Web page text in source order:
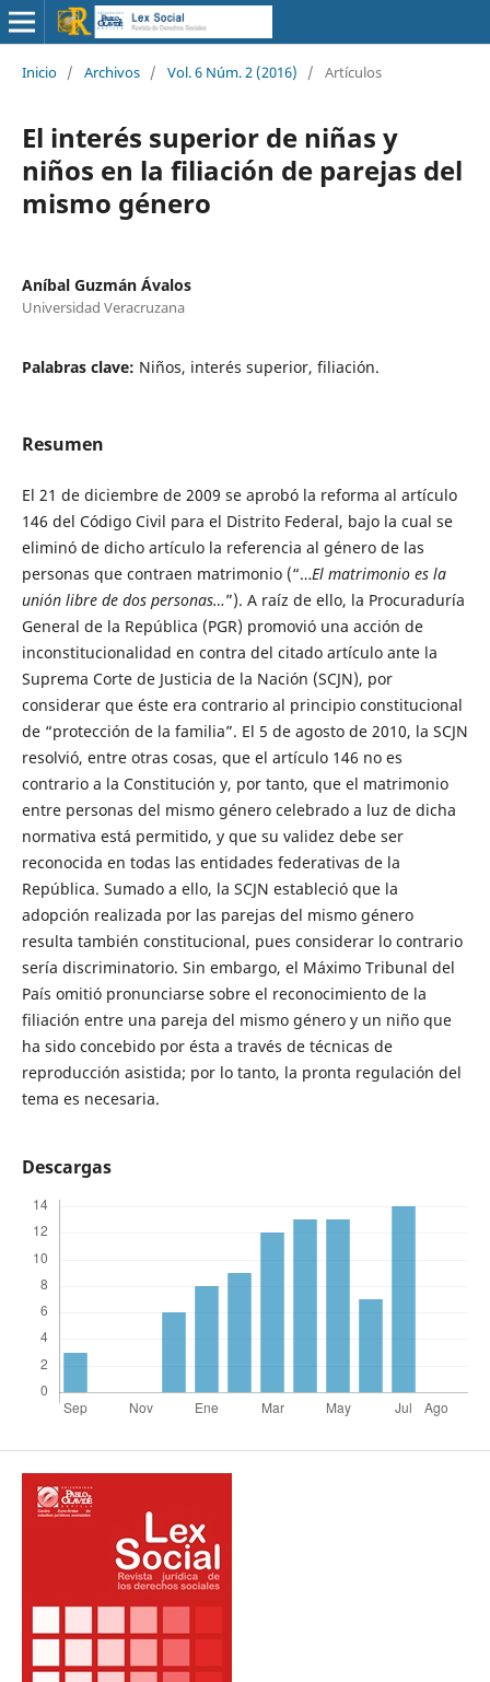
Inicio / Archivos / Vol. 6 Núm. 2 (2016) / Artículos
El interés superior de niñas y
niños en la filiación de parejas del
mismo género
Aníbal Guzmán Ávalos
Universidad Veracruzana
Palabras clave: Niños, interés superior, filiación.
Resumen
El 21 de diciembre de 2009 se aprobó la reforma al artículo
146 del Código Civil para el Distrito Federal, bajo la cual se
eliminó de dicho artículo la referencia al género de las
personas que contraen matrimonio (“…El matrimonio es la
unión libre de dos personas…”). A raíz de ello, la Procuraduría
General de la República (PGR) promovió una acción de
inconstitucionalidad en contra del citado artículo ante la
Suprema Corte de Justicia de la Nación (SCJN), por
considerar que éste era contrario al principio constitucional
de “protección de la familia”. El 5 de agosto de 2010, la SCJN
resolvió, entre otras cosas, que el artículo 146 no es
contrario a la Constitución y, por tanto, que el matrimonio
entre personas del mismo género celebrado a luz de dicha
normativa está permitido, y que su validez debe ser
reconocida en todas las entidades federativas de la
República. Sumado a ello, la SCJN estableció que la
adopción realizada por las parejas del mismo género
resulta también constitucional, pues considerar lo contrario
sería discriminatorio. Sin embargo, el Máximo Tribunal del
País omitió pronunciarse sobre el reconocimiento de la
filiación entre una pareja del mismo género y un niño que
ha sido concebido por ésta a través de técnicas de
reproducción asistida; por lo tanto, la pronta regulación del
tema es necesaria.
Descargas